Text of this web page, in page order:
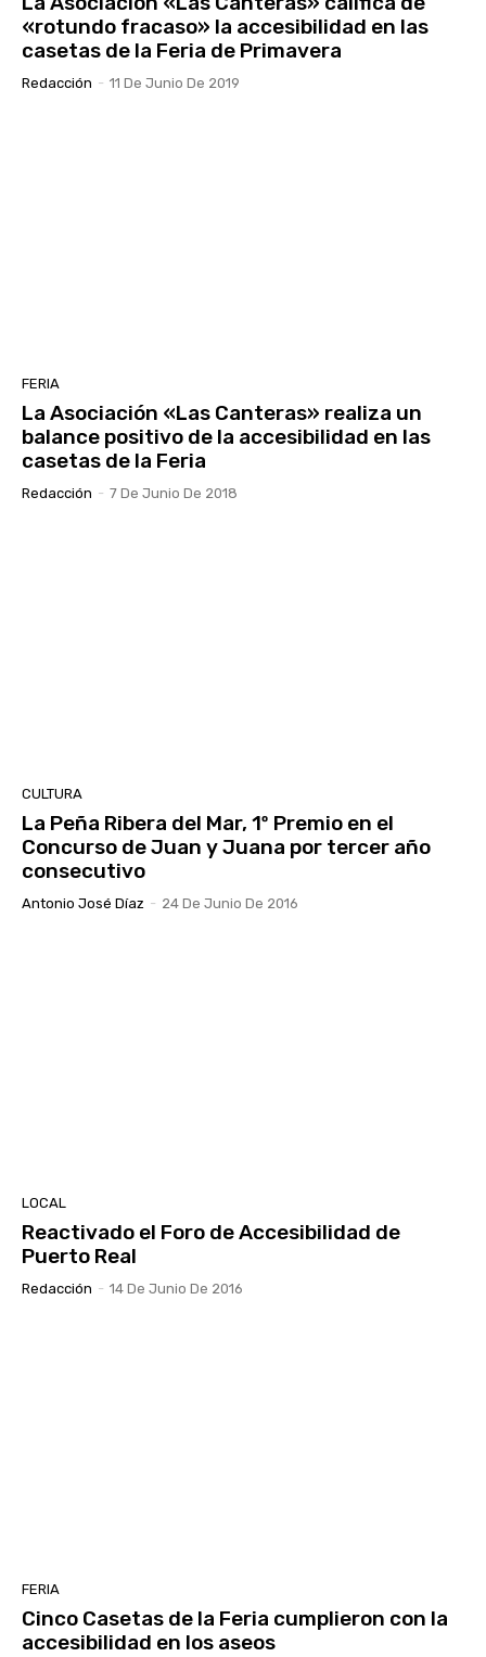
«rotundo fracaso» la accesibilidad en las
casetas de la Feria de Primavera
Redacción - 11 De Junio De 2019
FERIA
La Asociación «Las Canteras» realiza un
balance positivo de la accesibilidad en las
casetas de la Feria
Redacción - 7 De Junio De 2018
CULTURA
La Peña Ribera del Mar, 1º Premio en el
Concurso de Juan y Juana por tercer año
consecutivo
Antonio José Díaz - 24 De Junio De 2016
LOCAL
Reactivado el Foro de Accesibilidad de
Puerto Real
Redacción - 14 De Junio De 2016
FERIA
Cinco Casetas de la Feria cumplieron con la
accesibilidad en los aseos